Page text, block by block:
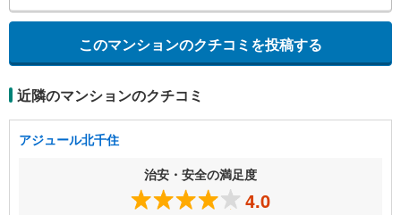
このマンションのクチコミを投稿する
近隣のマンションのクチコミ
アジュール北千住
治安・安全の満足度
4.0